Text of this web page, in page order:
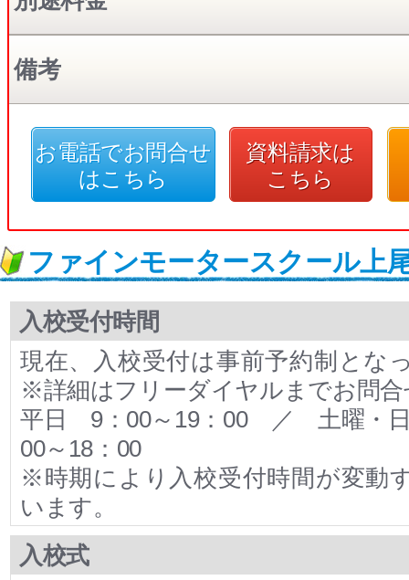
備考
お電話でお問合せ
はこちら
資料請求は
こちら
ファインモータースクール上
入校受付時間
現在、入校受付は事前予約制とな
※詳細はフリーダイヤルまでお問
平日 9：00～19：00 ／ 土曜・
00～18：00
※時期により入校受付時間が変動
います。
入校式